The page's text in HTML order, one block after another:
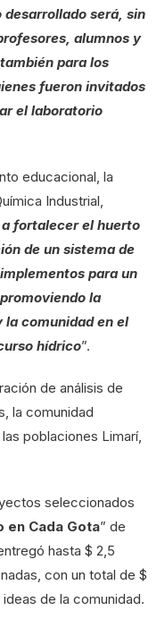
desarrollado será, sin
alumnos y
para los
fueron invitados
el laboratorio
educacional, la
Industrial,
fortalecer el huerto
de un sistema de
para un
la
comunidad en el
hídrico”.
de análisis de
la comunidad
poblaciones Limarí,
seleccionados
en Cada Gota” de
hasta $ 2,5
con un total de $
de la comunidad.